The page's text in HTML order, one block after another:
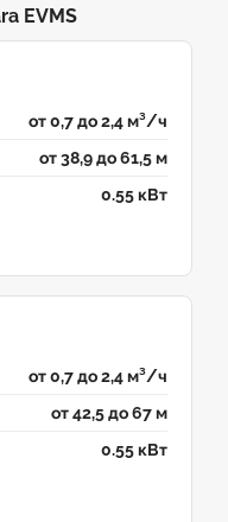
EVMS
от 0,7 до 2,4 м³/ч
от 38,9 до 61,5 м
0.55 кВт
от 0,7 до 2,4 м³/ч
от 42,5 до 67 м
0.55 кВт